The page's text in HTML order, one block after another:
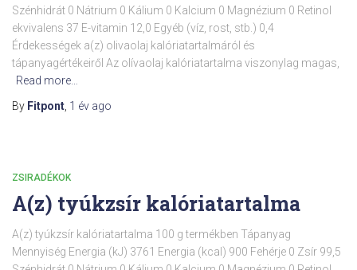
Szénhidrát 0 Nátrium 0 Kálium 0 Kalcium 0 Magnézium 0 Retinol
ekvivalens 37 E-vitamin 12,0 Egyéb (víz, rost, stb.) 0,4
Érdekességek a(z) olivaolaj kalóriatartalmáról és
tápanyagértékeiről Az olívaolaj kalóriatartalma viszonylag magas,
Read more…
By Fitpont 1 év ago
ZSIRADÉKOK
A(z) tyúkzsír kalóriatartalma
A(z) tyúkzsír kalóriatartalma 100 g termékben Tápanyag
Mennyiség Energia (kJ) 3761 Energia (kcal) 900 Fehérje 0 Zsír 99,5